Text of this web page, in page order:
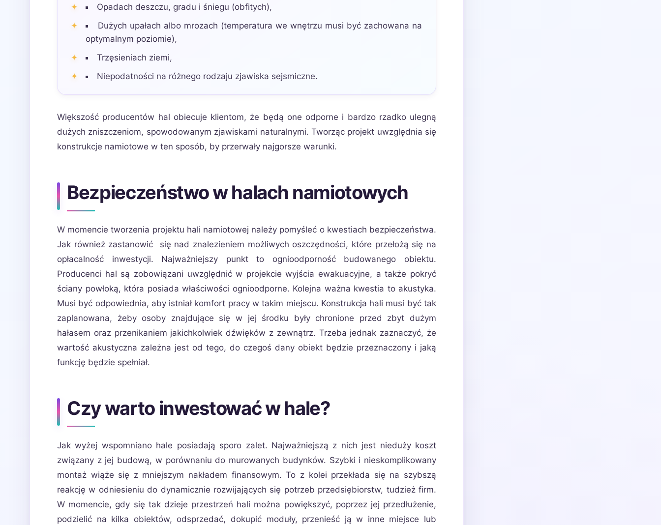
Opadach deszczu, gradu i śniegu (obfitych),
Dużych upałach albo mrozach (temperatura we wnętrzu musi być zachowana na
optymalnym poziomie),
Trzęsieniach ziemi,
Niepodatności na różnego rodzaju zjawiska sejsmiczne.
Większość producentów hal obiecuje klientom, że będą one odporne i bardzo rzadko ulegną
dużych zniszczeniom, spowodowanym zjawiskami naturalnymi. Tworząc projekt uwzględnia się
konstrukcje namiotowe w ten sposób, by przerwały najgorsze warunki.
Bezpieczeństwo w halach namiotowych
W momencie tworzenia projektu hali namiotowej należy pomyśleć o kwestiach bezpieczeństwa.
Jak również zastanowić się nad znalezieniem możliwych oszczędności, które przełożą się na
opłacalność inwestycji. Najważniejszy punkt to ognioodporność budowanego obiektu.
Producenci hal są zobowiązani uwzględnić w projekcie wyjścia ewakuacyjne, a także pokryć
ściany powłoką, która posiada właściwości ognioodporne. Kolejna ważna kwestia to akustyka.
Musi być odpowiednia, aby istniał komfort pracy w takim miejscu. Konstrukcja hali musi być tak
zaplanowana, żeby osoby znajdujące się w jej środku były chronione przed zbyt dużym
hałasem oraz przenikaniem jakichkolwiek dźwięków z zewnątrz. Trzeba jednak zaznaczyć, że
wartość akustyczna zależna jest od tego, do czegoś dany obiekt będzie przeznaczony i jaką
funkcję będzie spełniał.
Czy warto inwestować w hale?
Jak wyżej wspomniano hale posiadają sporo zalet. Najważniejszą z nich jest nieduży koszt
związany z jej budową, w porównaniu do murowanych budynków. Szybki i nieskomplikowany
montaż wiąże się z mniejszym nakładem finansowym. To z kolei przekłada się na szybszą
reakcję w odniesieniu do dynamicznie rozwijających się potrzeb przedsiębiorstw, tudzież firm.
W momencie, gdy się tak dzieje przestrzeń hali można powiększyć, poprzez jej przedłużenie,
podzielić na kilka obiektów, odsprzedać, dokupić moduły, przenieść ją w inne miejsce lub